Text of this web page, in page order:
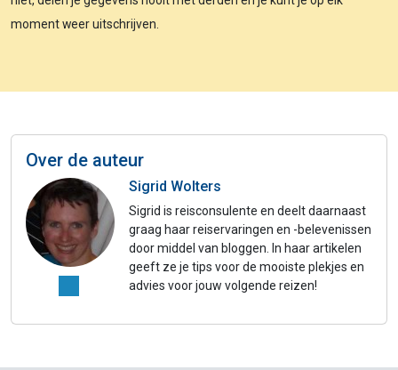
moment weer uitschrijven.
Over de auteur
Sigrid Wolters
Sigrid is reisconsulente en deelt daarnaast
graag haar reiservaringen en -belevenissen
door middel van bloggen. In haar artikelen
geeft ze je tips voor de mooiste plekjes en
advies voor jouw volgende reizen!